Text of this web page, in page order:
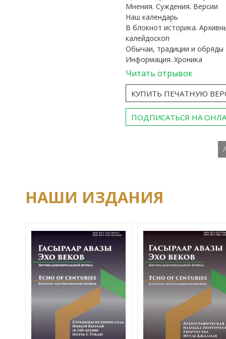
Мнения. Суждения. Версии
Наш календарь
В блокнот историка.
калейдоскоп
Обычаи, традиции и обряды
Информация. Хроника
Читать отрывок
КУПИТЬ ПЕЧАТНУЮ
ПОДПИСАТЬСЯ НА
НАШИ ИЗДАНИЯ